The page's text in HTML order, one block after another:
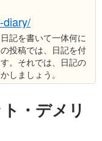
diary/
記を書いて一体何に
投稿では、日記を付
。それでは、日記の
しましょう。
・デメリ